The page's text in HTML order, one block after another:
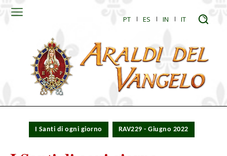
PT ES IN IT
I Santi di ogni giorno RAV229 - Giugno 2022